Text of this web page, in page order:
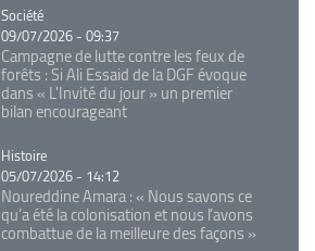
Catégorie
Société
09/07/2026 - 09:37
Campagne de lutte contre les feux de
forêts : Si Ali Essaid de la DGF évoque
dans « L'Invité du jour » un premier
bilan encourageant
Catégorie
Histoire
05/07/2026 - 14:12
Noureddine Amara : « Nous savons ce
qu’a été la colonisation et nous l’avons
combattue de la meilleure des façons »